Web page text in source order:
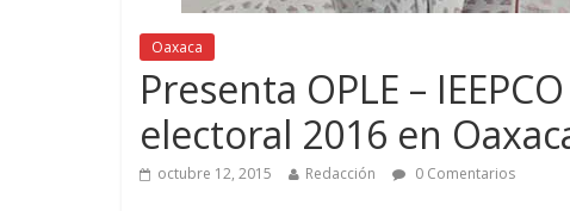
Oaxaca
Presenta OPLE –
electoral 2016 en
octubre 12, 2015 Redacción 0 Comentarios